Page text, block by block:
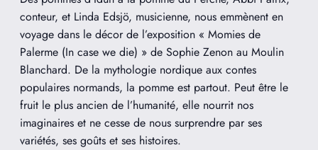
conteur, et Linda Edsjö, musicienne, nous emmènent en
voyage dans le décor de l’exposition « Momies de
Palerme (In case we die) » de Sophie Zenon au Moulin
Blanchard. De la mythologie nordique aux contes
populaires normands, la pomme est partout. Peut être le
fruit le plus ancien de l’humanité, elle nourrit nos
imaginaires et ne cesse de nous surprendre par ses
variétés, ses goûts et ses histoires.